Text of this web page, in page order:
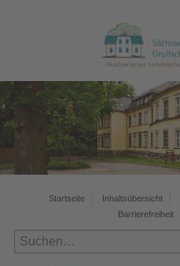
Startseite Inhaltsübersicht
Barrierefreiheit